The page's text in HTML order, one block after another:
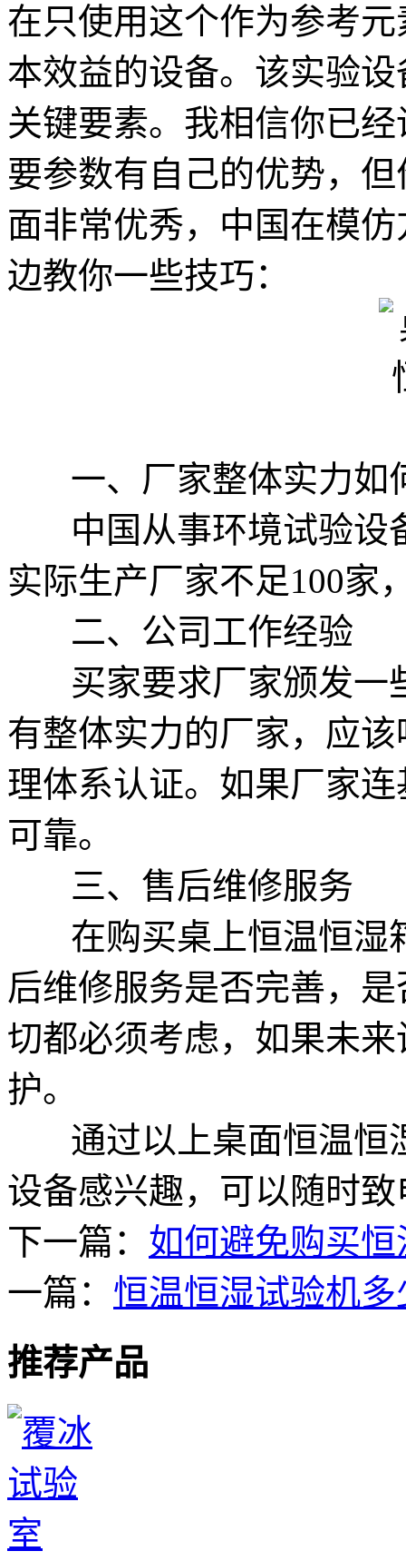
在只使用这个作为参考
本效益的设备。该实验
关键要素。我相信你已
要参数有自己的优势，
面非常优秀，中国在模
边教你一些技巧：
一、厂家整体实力如
中国从事环境试验设
实际生产厂家不足100家
二、公司工作经验
买家要求厂家颁发一
有整体实力的厂家，应
理体系认证。如果厂家
可靠。
三、售后维修服务
在购买桌上恒温恒湿
后维修服务是否完善，
切都必须考虑，如果未
护。
通过以上桌面恒温恒
设备感兴趣，可以随时
下一篇： 如何避免购买
一篇： 恒温恒湿试验机多
推荐产品